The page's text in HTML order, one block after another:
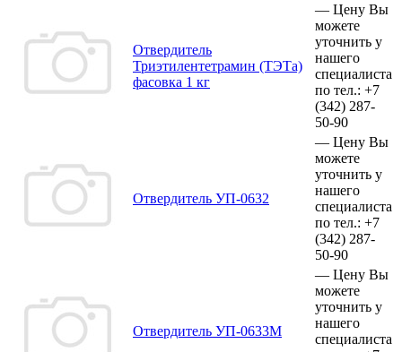
Отвердитель
Триэтилентетрамин (ТЭТа)
фасовка 1 кг
— Цену Вы
можете
уточнить у
нашего
специалиста
по тел.: +7
(342) 287-
50-90
Отвердитель УП-0632
— Цену Вы
можете
уточнить у
нашего
специалиста
по тел.: +7
(342) 287-
50-90
Отвердитель УП-0633М
— Цену Вы
можете
уточнить у
нашего
специалиста